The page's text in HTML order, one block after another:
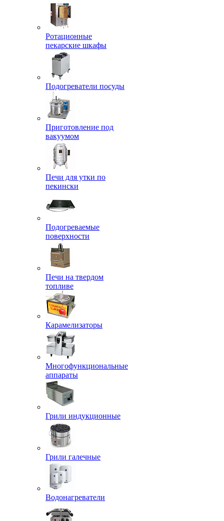
Ротационные
пекарские шкафы
Подогреватели посуды
Приготовление под
вакуумом
Печи для утки по
пекински
Подогреваемые
поверхности
Печи на твердом
топливе
Карамелизаторы
Многофункциональные
аппараты
Грили индукционные
Грили галечные
Водонагреватели